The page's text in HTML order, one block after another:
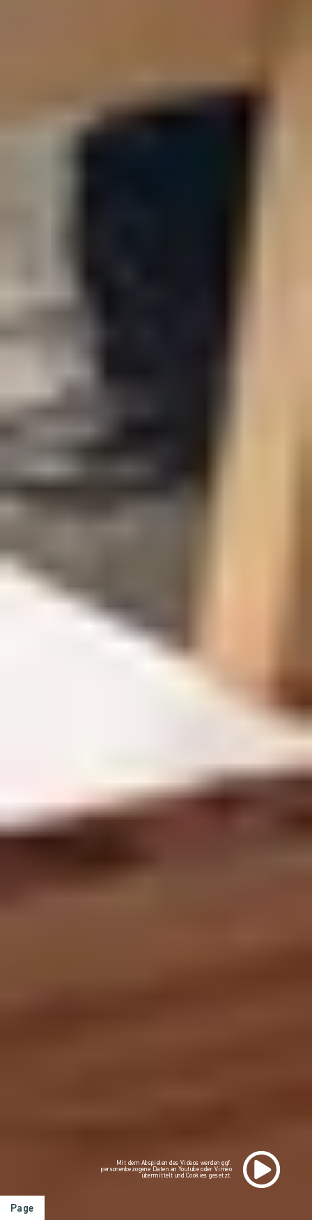
Mit dem Abspielen des Videos werden ggf.
personenbezogene Daten an Youtube oder Vimeo
übermittelt und Cookies gesetzt.
Page